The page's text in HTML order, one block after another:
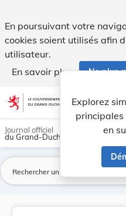
En poursuivant votre
cookies soient utilisés afin
utilisateur.
En savoir plus
Ne plus
Aller au contenu Explorez
en
Journal officiel
du Grand-Duché de Luxembourg